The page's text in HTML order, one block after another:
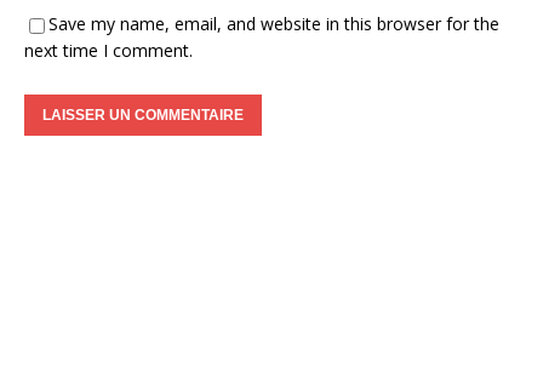
Save my name, email, and website in this browser for the
next time I comment.